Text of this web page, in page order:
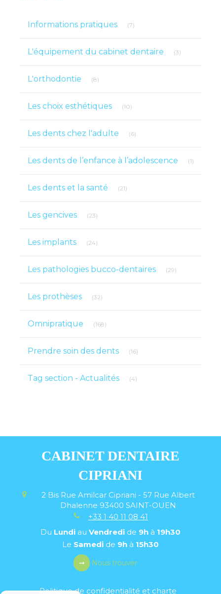
Informations pratiques (7)
L'équipement du cabinet dentaire (3)
L'orthodontie (8)
Les choix esthétiques (10)
Les dents chez l'adulte (6)
Les dents de l’enfance à l’adolescence (1)
Les dents et la santé (21)
Les gencives (23)
Les implants (24)
Les pathologies bucco-dentaires (29)
Les prothèses (32)
Omnipratique (168)
Prendre soin des dents (16)
Tag section - Actualités (4)
CABINET DENTAIRE
CIPRIANI
2 Bis Rue Amilcar Cipriani - 57 Rue Albert
Dhalenne 93400 SAINT-OUEN
+33 1 40 11 08 41
Du Lundi au Vendredi de 9h à 19h30
Le Samedi de 9h à 15h30
Nous trouver
Politique de confidentialité et charte